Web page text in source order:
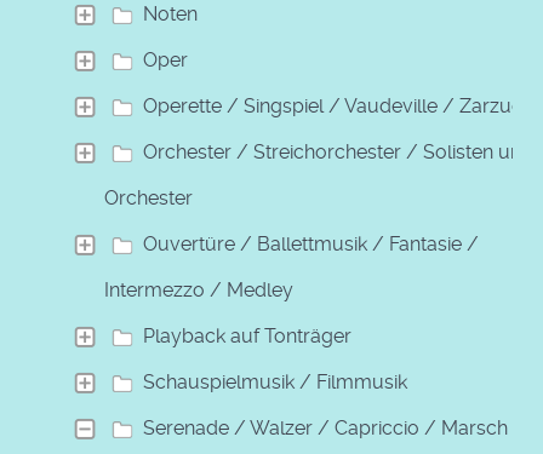
Noten
Oper
Operette / Singspiel / Vaudeville / Zarzuela
Orchester / Streichorchester / Solisten und
Orchester
Ouvertüre / Ballettmusik / Fantasie /
Intermezzo / Medley
Playback auf Tonträger
Schauspielmusik / Filmmusik
Serenade / Walzer / Capriccio / Marsch /